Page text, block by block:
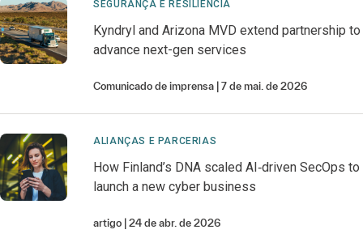
SEGURANÇA E RESILIÊNCIA
Kyndryl and Arizona MVD extend partnership to
advance next-gen services
Comunicado de imprensa 7 de mai. de 2026
ALIANÇAS E PARCERIAS
How Finland’s DNA scaled AI‑driven SecOps to
launch a new cyber business
artigo 24 de abr. de 2026